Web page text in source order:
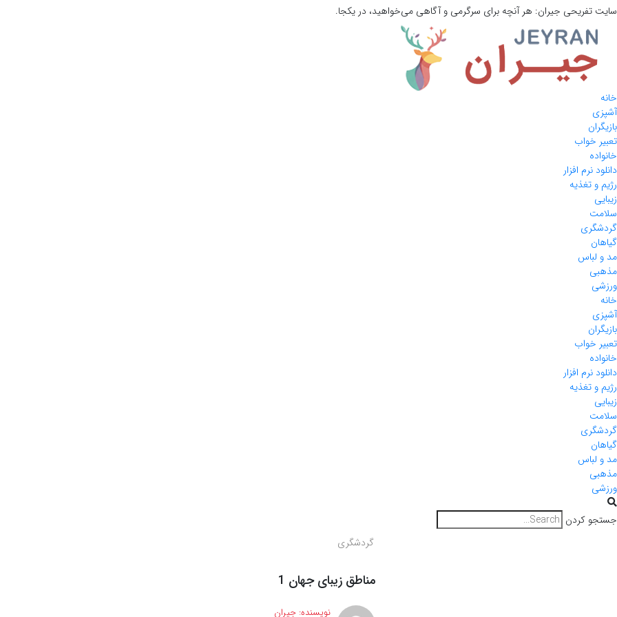
سایت تفریحی جیران: هر آنچه برای سرگرمی و آگاهی می‌خواهید، در یکجا.
خانه
آشپزی
بازیگران
تعبیر خواب
خانواده
دانلود نرم افزار
رژیم و تغذیه
زیبایی
سلامت
گردشگری
گیاهان
مد و لباس
مذهبی
ورزشی
خانه
آشپزی
بازیگران
تعبیر خواب
خانواده
دانلود نرم افزار
رژیم و تغذیه
زیبایی
سلامت
گردشگری
گیاهان
مد و لباس
مذهبی
ورزشی
جستجو کردن
گردشگری
مناطق زیبای جهان 1
نویسنده: جیران